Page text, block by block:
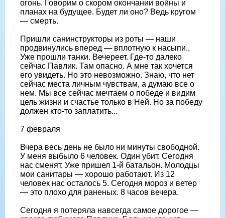
огонь. Говорим о скором окончании войны и
планах на будущее. Будет ли оно? Ведь кругом
— смерть.
Пришли санинструкторы из роты — наши
продвинулись вперед — вплотную к насыпи.,
Уже прошли танки. Вечереет. Где-то далеко
сейчас Павлик. Там опасно. А мне так хочется
его увидеть. Но это невозможно. Знаю, что нет
сейчас места личным чувствам, а думаю все о
нем. Мы все сейчас мечтаем о победе и видим
цель жизни и счастье только в Ней. Но за победу
должен кто-то заплатить...
7 февраля
Вчера весь день не было ни минуты свободной.
У меня выбыло 6 человек. Один убит. Сегодня
нас сменят. Уже пришел 1-й батальон. Молодцы
мои санитары — хорошо работают. Из 12
человек нас осталось 5. Сегодня мороз и ветер
— это плохо для раненых. 8 часов вечера.
Сегодня я потеряла навсегда самое дорогое —